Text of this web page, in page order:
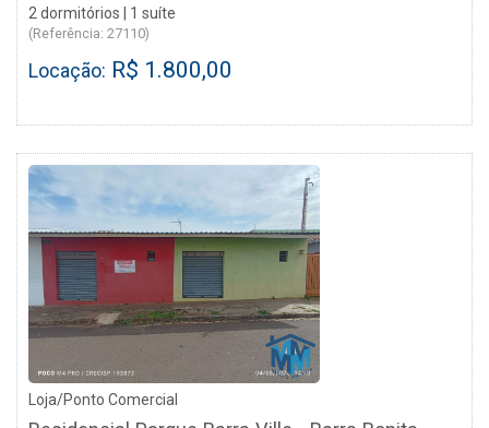
2 dormitórios | 1 suíte
(Referência: 27110)
Locação: R$ 1.800,00
Loja/Ponto Comercial